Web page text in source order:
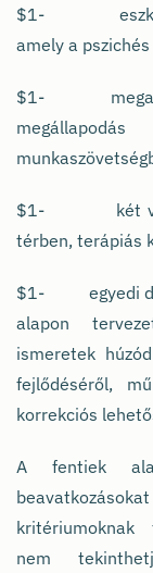
$1- eszköze
amely a
$1- megadott
$1- két vagy
térben, terápiás
$1- egyedi
alapon
ismeretek
fejlődéséről,
korrekciós
A fentiek
kritériumoknak
nem